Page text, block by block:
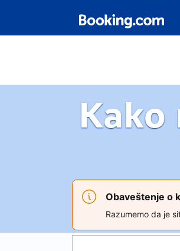
Kako
Obaveštenje o
Razumemo da je